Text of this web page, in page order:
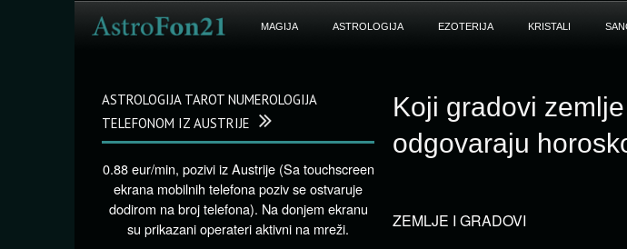
MAGIJA ASTROLOGIJA EZOTERIJA KRISTALI
Koji gradovi
odgovaraju
ZEMLJE I GRADOVI
ASTROLOGIJA TAROT NUMEROLOGIJA
TELEFONOM IZ AUSTRIJE
0.88 eur/min, pozivi iz Austrije (Sa touchscreen
ekrana mobilnih telefona poziv se ostvaruje
dodirom na broj telefona). Na donjem ekranu
su prikazani operateri aktivni na mreži.